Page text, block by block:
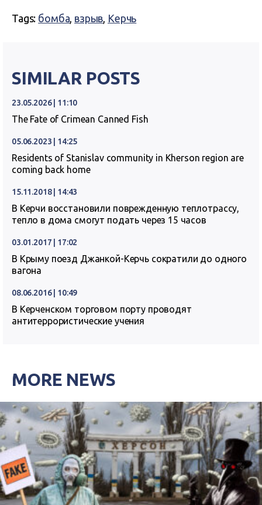
Tags: бомба взрыв Керчь
SIMILAR POSTS
23.05.2026 | 11:10
The Fate of Crimean Canned Fish
05.06.2023 | 14:25
Residents of Stanislav community in Kherson region are
coming back home
15.11.2018 | 14:43
В Керчи восстановили поврежденную теплотрассу,
тепло в дома смогут подать через 15 часов
03.01.2017 | 17:02
В Крыму поезд Джанкой-Керчь сократили до одного
вагона
08.06.2016 | 10:49
В Керченском торговом порту проводят
антитеррористические учения
MORE NEWS